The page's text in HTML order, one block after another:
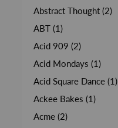
Abstract Thought (2)
ABT (1)
Acid 909 (2)
Acid Mondays (1)
Acid Square Dance (1)
Ackee Bakes (1)
Acme (2)